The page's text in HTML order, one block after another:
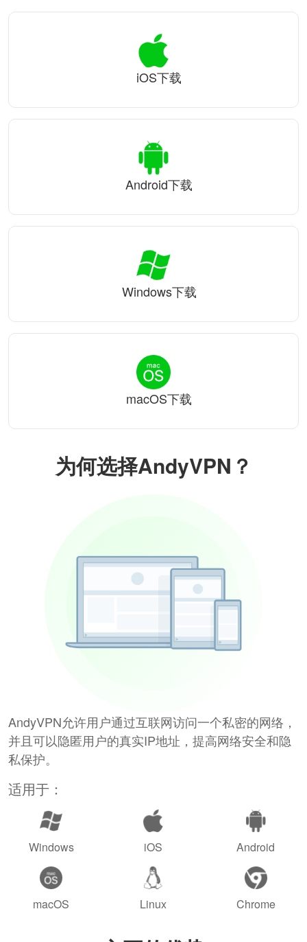
为何选择AndyVPN？
AndyVPN允许用户通过互联网访问一个私密的网络，
并且可以隐匿用户的真实IP地址，提高网络安全和隐
私保护。
适用于：
Windows iOS Android
macOS Linux Chrome
iOS下载
Android下载
Windows下载
macOS下载